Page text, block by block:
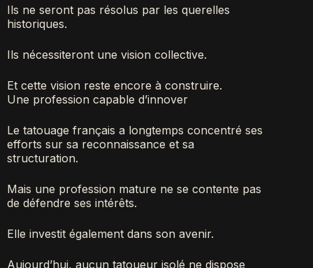
Ils ne seront pas résolus par les querelles
historiques.
Ils nécessiteront une vision collective.
Et cette vision reste encore à construire.
Une profession capable d’innover
Le tatouage français a longtemps concentré ses
efforts sur sa reconnaissance et sa
structuration.
Mais une profession mature ne se contente pas
de défendre ses intérêts.
Elle investit également dans son avenir.
Aujourd’hui, aucun tatoueur isolé ne dispose